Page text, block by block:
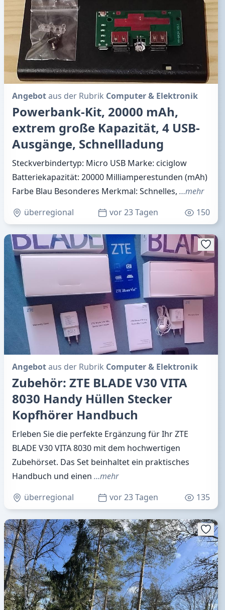
Angebotaus der Rubrik Computer & Elektronik
Powerbank-Kit, 20000 mAh,
extrem große Kapazität, 4 USB-
Ausgänge, Schnellladung
Steckverbindertyp: Micro USB Marke: ciciglow
Batteriekapazität: 20000 Milliamperestunden (mAh)
Farbe Blau Besonderes Merkmal: Schnelles, …mehr
überregional
vor 23 Tagen 150
Angebotaus der Rubrik Computer & Elektronik
Zubehör: ZTE BLADE V30 VITA
8030 Handy Hüllen Stecker
Kopfhörer Handbuch
Erleben Sie die perfekte Ergänzung für Ihr ZTE
BLADE V30 VITA 8030 mit dem hochwertigen
Zubehörset. Das Set beinhaltet ein praktisches
Handbuch und einen …mehr
überregional
vor 23 Tagen 135